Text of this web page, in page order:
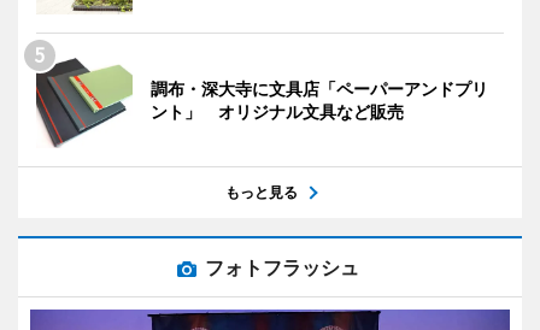
調布・深大寺に文具店「ペーパーアンドプリ
ント」 オリジナル文具など販売
もっと見る
フォトフラッシュ